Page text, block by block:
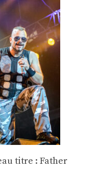
titre : Father